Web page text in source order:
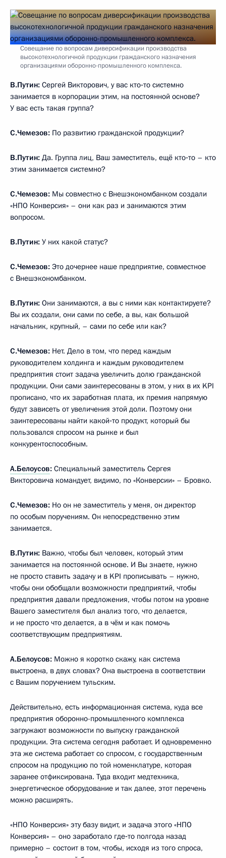
Совещание по вопросам диверсификации производства
высокотехнологичной продукции гражданского назначения
организациями оборонно-промышленного комплекса.
В.Путин: Сергей Викторович, у вас кто‑то системно
занимается в корпорации этим, на постоянной основе?
У вас есть такая группа?
С.Чемезов: По развитию гражданской продукции?
В.Путин: Да. Группа лиц, Ваш заместитель, ещё кто‑то – кто
этим занимается системно?
С.Чемезов: Мы совместно с Внешэкономбанком создали
«НПО Конверсия» – они как раз и занимаются этим
вопросом.
В.Путин: У них какой статус?
С.Чемезов: Это дочернее наше предприятие, совместное
с Внешэкономбанком.
В.Путин: Они занимаются, а вы с ними как контактируете?
Вы их создали, они сами по себе, а вы, как большой
начальник, крупный, – сами по себе или как?
С.Чемезов: Нет. Дело в том, что перед каждым
руководителем холдинга и каждым руководителем
предприятия стоит задача увеличить долю гражданской
продукции. Они сами заинтересованы в этом, у них в их KPI
прописано, что их заработная плата, их премия напрямую
будут зависеть от увеличения этой доли. Поэтому они
заинтересованы найти какой‑то продукт, который бы
пользовался спросом на рынке и был
конкурентоспособным.
А.Белоусов: Специальный заместитель Сергея
Викторовича командует, видимо, по «Конверсии» – Бровко.
С.Чемезов: Но он не заместитель у меня, он директор
по особым поручениям. Он непосредственно этим
занимается.
В.Путин: Важно, чтобы был человек, который этим
занимается на постоянной основе. И Вы знаете, нужно
не просто ставить задачу и в KPI прописывать – нужно,
чтобы они обобщали возможности предприятий, чтобы
предприятия давали предложения, чтобы потом на уровне
Вашего заместителя был анализ того, что делается,
и не просто что делается, а в чём и как помочь
соответствующим предприятиям.
А.Белоусов: Можно я коротко скажу, как система
выстроена, в двух словах? Она выстроена в соответствии
с Вашим поручением тульским.
Действительно, есть информационная система, куда все
предприятия оборонно-промышленного комплекса
загружают возможности по выпуску гражданской
продукции. Эта система сегодня работает. И одновременно
эта же система работает со спросом, с государственным
спросом на продукцию по той номенклатуре, которая
заранее отфиксирована. Туда входит медтехника,
энергетическое оборудование и так далее, этот перечень
можно расширять.
«НПО Конверсия» эту базу видит, и задача этого «НПО
Конверсия» – оно заработало где‑то полгода назад
примерно – состоит в том, чтобы, исходя из того спроса,